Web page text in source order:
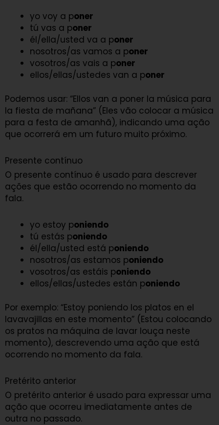
yo voy a poner
tú vas a poner
él/ella/usted va a poner
nosotros/as vamos a poner
vosotros/as vais a poner
ellos/ellas/ustedes van a poner
Podemos usar: “Ellos van a poner la música para
la fiesta de mañana” (Eles vão colocar a música
para a festa de amanhã), indicando uma ação
que ocorrerá em um futuro muito próximo.
Presente contínuo
O presente contínuo é usado para descrever
ações que estão ocorrendo no momento da
fala.
yo estoy poniendo
tú estás poniendo
él/ella/usted está poniendo
nosotros/as estamos poniendo
vosotros/as estáis poniendo
ellos/ellas/ustedes están poniendo
Por exemplo: “Estoy poniendo los platos en el
lavavajillas en este momento” (Estou colocando
os pratos na máquina de lavar louça neste
momento), descrevendo uma ação que está
ocorrendo no momento da fala.
Pretérito anterior
O pretérito anterior é usado para expressar uma
ação que ocorreu imediatamente antes de
outra no passado.